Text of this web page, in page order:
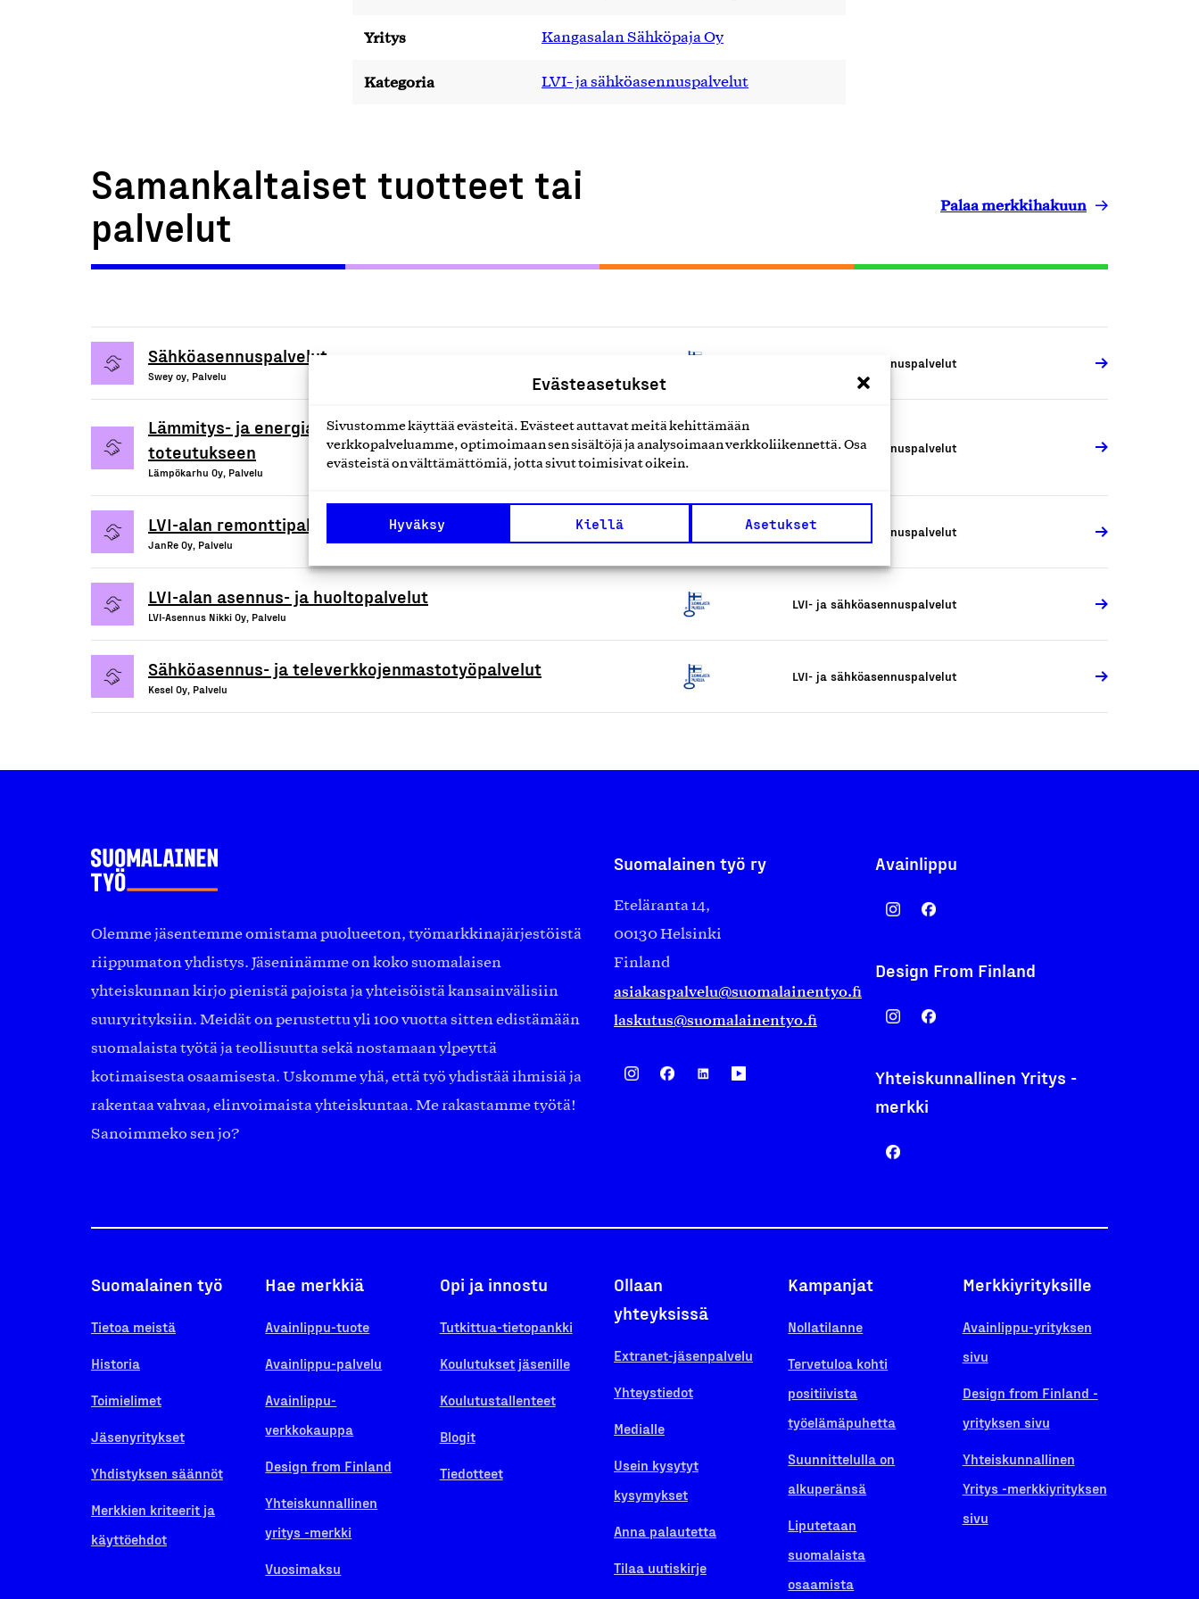
Evästeasetukset
Sivustomme käyttää evästeitä. Evästeet auttavat meitä kehittämään
verkkopalveluamme, optimoimaan sen sisältöjä ja analysoimaan verkkoliikennettä. Osa
evästeistä on välttämättömiä, jotta sivut toimisivat oikein.
Hyväksy Kiellä Asetukset
Yritys Kangasalan Sähköpaja Oy
Kategoria LVI- ja sähköasennuspalvelut
Samankaltaiset tuotteet tai
palvelut
Palaa merkkihakuun
Sähköasennuspalvelut
Swey oy, Palvelu
LVI- ja sähköasennuspalvelut
Lämmitys- ja energiaratkaisupalvelut suunnittelusta
toteutukseen
Lämpökarhu Oy, Palvelu
LVI- ja sähköasennuspalvelut
LVI-alan remonttipalvelut
JanRe Oy, Palvelu
LVI- ja sähköasennuspalvelut
LVI-alan asennus- ja huoltopalvelut
LVI-Asennus Nikki Oy, Palvelu
LVI- ja sähköasennuspalvelut
Sähköasennus- ja televerkkojenmastotyöpalvelut
Kesel Oy, Palvelu
LVI- ja sähköasennuspalvelut
Olemme jäsentemme omistama puolueeton, työmarkkinajärjestöistä
riippumaton yhdistys. Jäseninämme on koko suomalaisen
yhteiskunnan kirjo pienistä pajoista ja yhteisöistä kansainvälisiin
suuryrityksiin. Meidät on perustettu yli 100 vuotta sitten edistämään
suomalaista työtä ja teollisuutta sekä nostamaan ylpeyttä
kotimaisesta osaamisesta. Uskomme yhä, että työ yhdistää ihmisiä ja
rakentaa vahvaa, elinvoimaista yhteiskuntaa. Me rakastamme työtä!
Sanoimmeko sen jo?
Suomalainen työ ry
Eteläranta 14,
00130 Helsinki
Finland
asiakaspalvelu@suomalainentyo.fi
laskutus@suomalainentyo.fi
Avainlippu
Design From Finland
Yhteiskunnallinen Yritys -
merkki
Suomalainen työ
Tietoa meistä
Historia
Toimielimet
Jäsenyritykset
Yhdistyksen säännöt
Merkkien kriteerit ja
käyttöehdot
Hae merkkiä
Avainlippu-tuote
Avainlippu-palvelu
Avainlippu-
verkkokauppa
Design from Finland
Yhteiskunnallinen
yritys -merkki
Vuosimaksu
Opi ja innostu
Tutkittua-tietopankki
Koulutukset jäsenille
Koulutustallenteet
Blogit
Tiedotteet
Ollaan
yhteyksissä
Extranet-jäsenpalvelu
Yhteystiedot
Medialle
Usein kysytyt
kysymykset
Anna palautetta
Tilaa uutiskirje
Kampanjat
Nollatilanne
Tervetuloa kohti
positiivista
työelämäpuhetta
Suunnittelulla on
alkuperänsä
Liputetaan
suomalaista
osaamista
Merkkiyrityksille
Avainlippu-yrityksen
sivu
Design from Finland -
yrityksen sivu
Yhteiskunnallinen
Yritys -merkkiyrityksen
sivu